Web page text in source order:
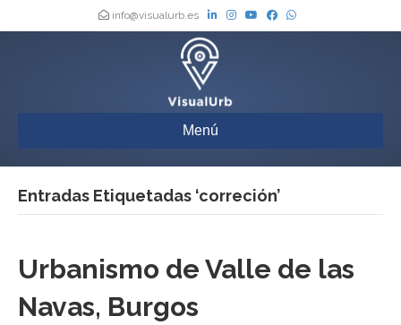
info@visualurb.es
Menú
Entradas Etiquetadas ‘correción’
Urbanismo de Valle de las
Navas, Burgos